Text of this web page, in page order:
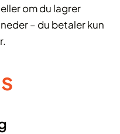
om du lagrer
– du betaler kun